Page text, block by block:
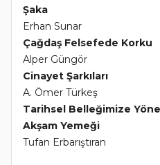
Şaka
Erhan Sunar
Çağdaş Felsefede Korku
Alper Güngör
Cinayet Şarkıları
A. Ömer Türkeş
Tarihsel Belleğimize
Akşam Yemeği
Tufan Erbarıştıran